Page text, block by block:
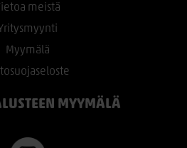
Tietoa meistä
Myymälä
MYYMÄLÄ